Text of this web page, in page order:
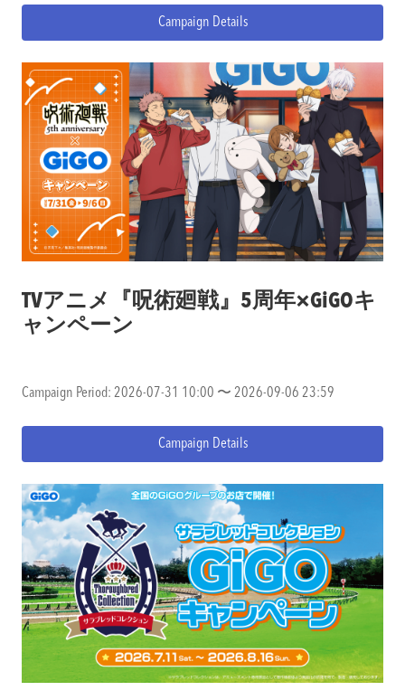
Campaign Details
TVアニメ『呪術廻戦』5周年×GiGOキ
ャンペーン
Campaign Period: 2026-07-31 10:00 〜 2026-09-06 23:59
Campaign Details